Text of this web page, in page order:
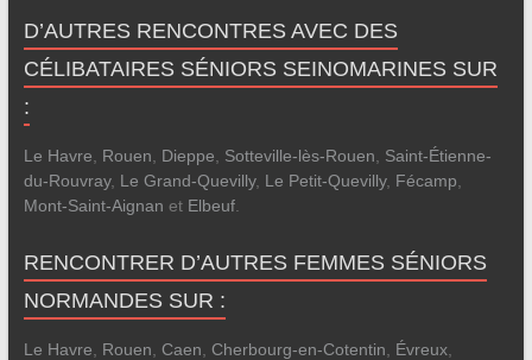
D’AUTRES RENCONTRES AVEC DES
CÉLIBATAIRES SÉNIORS SEINOMARINES SUR
:
Le Havre Rouen Dieppe Sotteville-lès-Rouen
Saint-Étienne-
du-Rouvray, Le Grand-Quevilly, Le Petit-Quevilly, Fécamp
Mont-Saint-Aignan et Elbeuf.
RENCONTRER D’AUTRES FEMMES SÉNIORS
NORMANDES SUR :
Le Havre Rouen Caen Cherbourg-en-Cotentin Évreux,